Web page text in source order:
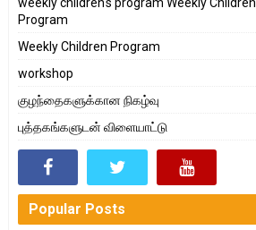
Program
Weekly Children Program
workshop
குழந்தைகளுக்கான நிகழ்வு
புத்தகங்களுடன் விளையாட்டு
Popular Posts